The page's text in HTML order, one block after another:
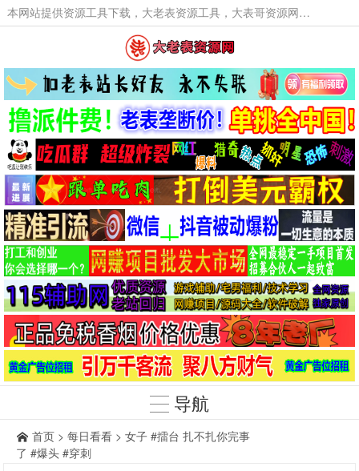
本网站提供资源工具下载，大老表资源工具，大表哥资源网软件工具，大老表资源下载，活动线报福利资源分享,活动线报，大型网游经典游戏，网络热门技术游戏辅助交流与分享。
导航
首页 > 每日看看 > 女子 #擂台 扎不扎你完事
了 #爆头 #穿刺